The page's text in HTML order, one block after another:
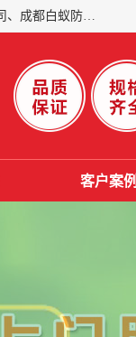
成都仁民有害生物防治服务有限公司是一家经营成都灭跳蚤公司、成都灭鼠公司、成都除虫公司、成都除四害公司、成都白蚁防治公司、成都杀虫公司等。业务覆盖：青白江、郫县、简阳、金堂、乐山、眉山、绵阳、彭州等区域。 由于我们的专业技术和服务态度得到了肯定、 目前公司已经与省内外的多个金 融企业、高端写字楼、星级酒 店、宾馆餐饮企业、学校、制造生产企业、物业小区建立了长期友好的合作关系。
客户案例